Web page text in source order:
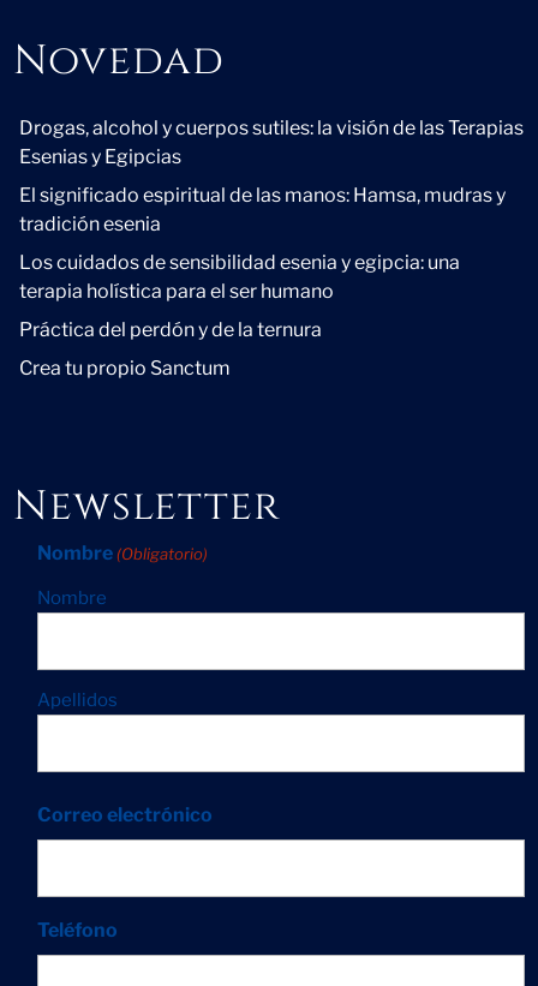
Novedad
Novedad
Drogas, alcohol y cuerpos sutiles: la visión de las Terapias
Esenias y Egipcias
El significado espiritual de las manos: Hamsa, mudras y
tradición esenia
Los cuidados de sensibilidad esenia y egipcia: una
terapia holística para el ser humano
Práctica del perdón y de la ternura
Crea tu propio Sanctum
Newsletter
Nombre (Obligatorio)
Nombre
Apellidos
Correo electrónico
Teléfono